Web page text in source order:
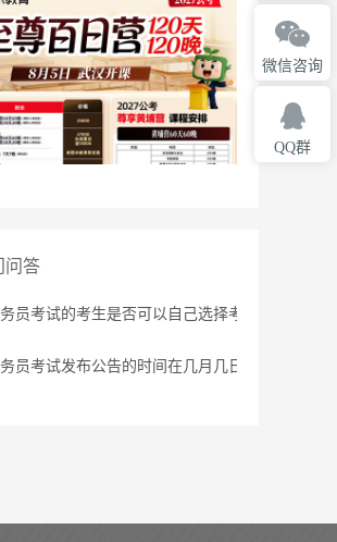
问答
员考试的考生是否可以自己选择考点？
员考试发布公告的时间在几月几日？
微信咨询
QQ群